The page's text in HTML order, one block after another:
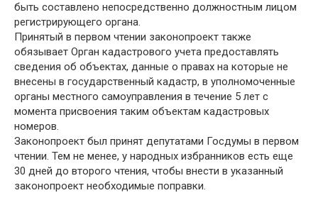
быть составлено непосредственно должностным лицом
регистрирующего органа.
Принятый в первом чтении законопроект также
обязывает Орган кадастрового учета предоставлять
сведения об объектах, данные о правах на которые не
внесены в государственный кадастр, в уполномоченные
органы местного самоуправления в течение 5 лет с
момента присвоения таким объектам кадастровых
номеров.
Законопроект был принят депутатами Госдумы в первом
чтении. Тем не менее, у народных избранников есть еще
30 дней до второго чтения, чтобы внести в указанный
законопроект необходимые поправки.